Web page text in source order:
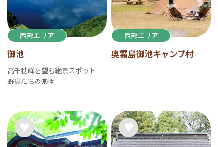
西部エリア
御池
高千穂峰を望む絶景スポット
野鳥たちの楽園
西部エリア
奥霧島御池キャンプ村